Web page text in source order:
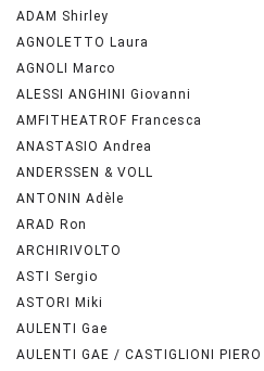
ADAM Shirley
AGNOLETTO Laura
AGNOLI Marco
ALESSI ANGHINI Giovanni
AMFITHEATROF Francesca
ANASTASIO Andrea
ANDERSSEN & VOLL
ANTONIN Adèle
ARAD Ron
ARCHIRIVOLTO
ASTI Sergio
ASTORI Miki
AULENTI Gae
AULENTI GAE / CASTIGLIONI PIERO